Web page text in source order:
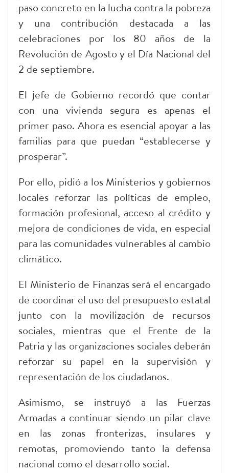
paso concreto en la lucha contra la pobreza
y una contribución destacada a las
celebraciones por los 80 años de la
Revolución de Agosto y el Día Nacional del
2 de septiembre.
El jefe de Gobierno recordó que contar
con una vivienda segura es apenas el
primer paso. Ahora es esencial apoyar a las
familias para que puedan “establecerse y
prosperar”.
Por ello, pidió a los Ministerios y gobiernos
locales reforzar las políticas de empleo,
formación profesional, acceso al crédito y
mejora de condiciones de vida, en especial
para las comunidades vulnerables al cambio
climático.
El Ministerio de Finanzas será el encargado
de coordinar el uso del presupuesto estatal
junto con la movilización de recursos
sociales, mientras que el Frente de la
Patria y las organizaciones sociales deberán
reforzar su papel en la supervisión y
representación de los ciudadanos.
Asimismo, se instruyó a las Fuerzas
Armadas a continuar siendo un pilar clave
en las zonas fronterizas, insulares y
remotas, promoviendo tanto la defensa
nacional como el desarrollo social.